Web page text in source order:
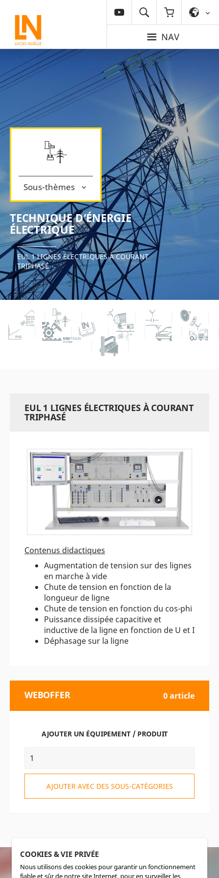
NAV
Sous-thèmes
TECHNIQUE D‘ÉNERGIE
ÉLECTRIQUE
EUL 1 LIGNES ÉLECTRIQUES À COURANT
TRIPHASÉ
EUL 1 LIGNES ÉLECTRIQUES À COURANT
TRIPHASÉ
Contenus didactiques
Augmentation de tension sur des lignes
en marche à vide
Chute de tension en fonction de la
longueur de ligne
Chute de tension en fonction du cos-phi
Puissance dissipée capacitive et
inductive de la ligne en fonction de U et I
Déphasage sur la ligne
WEBOFFER 0 article
AJOUTER UN ÉQUIPEMENT / PRODUIT
AJOUTER AVEC DES SOUS-CATÉGORIES
COOKIES & VIE PRIVÉE
Nous utilisons des cookies pour garantir un fonctionnement
fiable et sûr de notre site Internet, pour en surveiller les